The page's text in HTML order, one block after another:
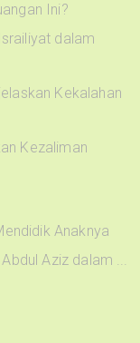
Ini?
dalam
Kekalahan
Kezaliman
Anaknya
Aziz dalam ...